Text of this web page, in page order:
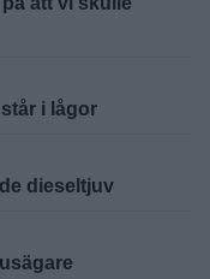
i lågor
dieseltjuv